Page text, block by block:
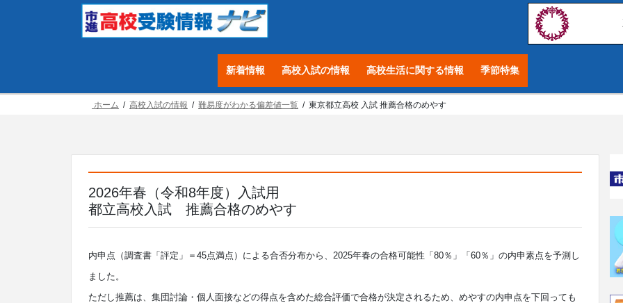
へ
ョ
新着情報 高校入試の情報 高校生活に関する情報 季節特集
ホーム 高校入試の情報 難易度がわかる偏差値一覧 東京都立高校 入試 推薦合格のめやす
2026年春（令和8年度）入試用
都立高校入試 推薦合格のめやす
内申点（調査書「評定」＝45点満点）による合否分布から、2025年春の合格可能性「80％」「60％」の内申素点を予測し
ました。
ただし推薦は、集団討論・個人面接などの得点を含めた総合評価で合格が決定されるため、めやすの内申点を下回っても